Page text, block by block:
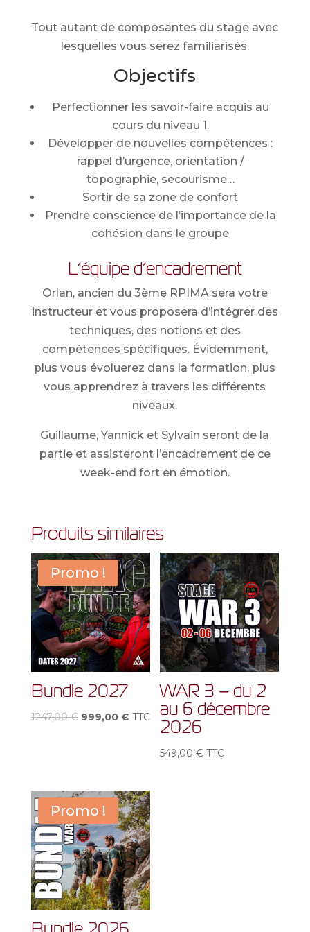
Tout autant de composantes du stage avec
lesquelles vous serez familiarisés.
Objectifs
Perfectionner les savoir-faire acquis au
cours du niveau 1.
Développer de nouvelles compétences :
rappel d’urgence, orientation /
topographie, secourisme…
Sortir de sa zone de confort
Prendre conscience de l’importance de la
cohésion dans le groupe
L’équipe d’encadrement
Orlan, ancien du 3ème RPIMA sera votre
instructeur et vous proposera d’intégrer des
techniques, des notions et des
compétences spécifiques. Évidemment,
plus vous évoluerez dans la formation, plus
vous apprendrez à travers les différents
niveaux.
Guillaume, Yannick et Sylvain seront de la
partie et assisteront l’encadrement de ce
week-end fort en émotion.
Produits similaires
Promo !
Bundle 2027
1247,00€ Le
1247,00 €.
999,00 €Le
999,00 €.
TTC
WAR 3 – du 2
au 6 décembre
2026
549,00€ TTC
Promo !